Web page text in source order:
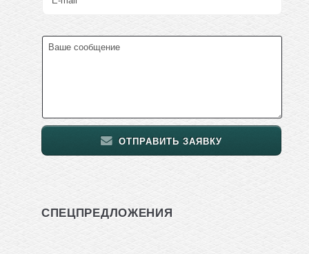
ОТПРАВИТЬ ЗАЯВКУ
СПЕЦПРЕДЛОЖЕНИЯ